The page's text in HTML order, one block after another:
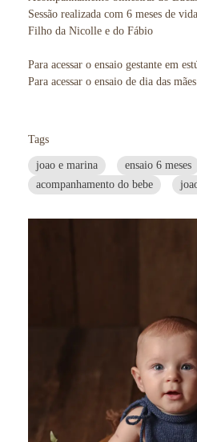
Sessão realizada com 6 meses de
Filho da Nicolle e do Fábio
Para acessar o ensaio gestante em
Para acessar o ensaio de dia das mães
Tags
joao e marina
ensaio 6 meses
acompanhamento do bebe